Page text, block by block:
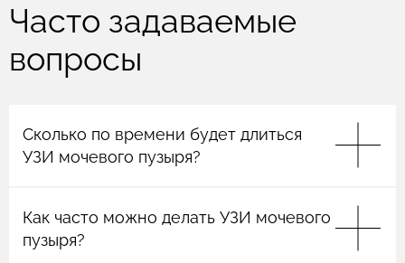
Часто задаваемые
вопросы
Сколько по времени будет длиться
УЗИ мочевого пузыря?
УЗИ мочевого пузыря обычно занимает от 10 до 20
минут, в зависимости от сложности исследования
и состояния пациента.
Как часто можно делать УЗИ мочевого
пузыря?